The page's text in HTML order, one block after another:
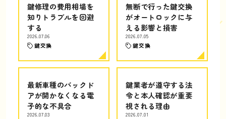
鍵修理の費用相場を
知りトラブルを回避
する
2026.07.06
鍵交換
無断で行った鍵交換
がオートロックに与
える影響と損害
2026.07.05
鍵交換
最新車種のバックド
アが開かなくなる電
子的な不具合
2026.07.03
鍵業者が遵守する法
令と本人確認が重要
視される理由
2026.07.01